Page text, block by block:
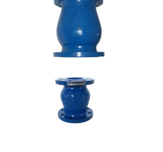
Серия СР 0.25-2.2kW
Серия CP до 11kW
Серия 2-4CP